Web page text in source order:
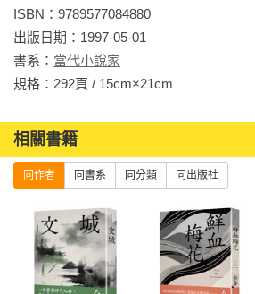
雨》
ISBN：9789577084880
出版日期：1997-05-01
書系： 當代小說家
規格：292頁 / 15cm×21cm
相關書籍
同作者 同書系 同分類 同出版社